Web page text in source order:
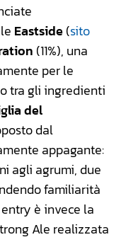
Eastside(sito
(11%), una
per le
tra gli ingredienti
del
dal
appagante:
agli agrumi, due
familiarità
è invece la
Ale realizzata